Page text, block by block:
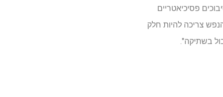
פסיכיאטריים
צריכה להיות חלק
בשתיקה".